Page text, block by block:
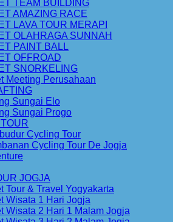
TEAM BUILDING
AMAZING RACE
LAVA TOUR MERAPI
OLAHRAGA SUNNAH
PAINT BALL
OFFROAD
SNORKELING
Meeting Perusahaan
Sungai Elo
Sungai Progo
Cycling Tour
Cycling Tour De Jogja
JOGJA
Tour & Travel Yogyakarta
Wisata 1 Hari Jogja
Wisata 2 Hari 1 Malam Jogja